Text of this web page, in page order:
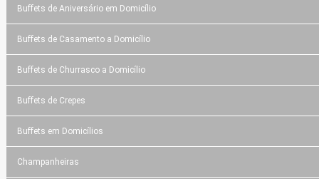
Buffets de Aniversário em Domicílio
Buffets de Casamento a Domicílio
Buffets de Churrasco a Domicílio
Buffets de Crepes
Buffets em Domicílios
Champanheiras